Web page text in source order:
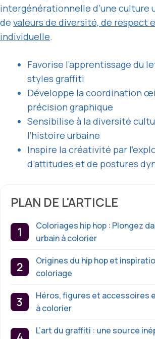
intergénérationnelle d’une culture
de valeurs de diversité, de respect
individuelle.
Favorise l’apprentissage du
styles graffiti
Développe la coordination
précision graphique
Sensibilise à la diversité
l’histoire urbaine
Inspire la créativité par
d’attitudes et de postures
PLAN DE L'ARTICLE
Coloriages hip hop : Plongez
urbain à colorier
Origines du hip hop et
coloriage
Héros, figures et accessoires
à colorier
L’art du graffiti : une source